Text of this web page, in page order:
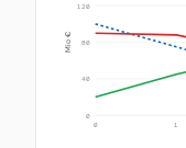
0
40
80
120
0 1
Mio €